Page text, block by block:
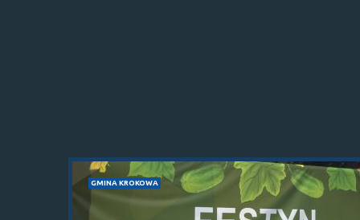
GMINA KROKOWA